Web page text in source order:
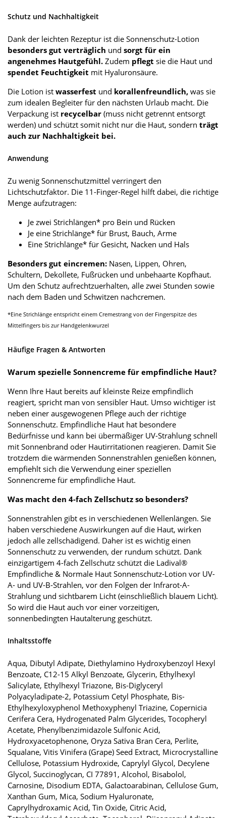
Schutz und Nachhaltigkeit
Dank der leichten Rezeptur ist die Sonnenschutz-Lotion
besonders gut verträglich und sorgt für ein
angenehmes Hautgefühl. Zudem pflegt sie die Haut und
spendet Feuchtigkeit mit Hyaluronsäure.
Die Lotion ist wasserfest und korallenfreundlich, was sie
zum idealen Begleiter für den nächsten Urlaub macht. Die
Verpackung ist recycelbar (muss nicht getrennt entsorgt
werden) und schützt somit nicht nur die Haut, sondern trägt
auch zur Nachhaltigkeit bei.
Anwendung
Zu wenig Sonnenschutzmittel verringert den
Lichtschutzfaktor. Die 11-Finger-Regel hilft dabei, die richtige
Menge aufzutragen:
Je zwei Strichlängen* pro Bein und Rücken
Je eine Strichlänge* für Brust, Bauch, Arme
Eine Strichlänge* für Gesicht, Nacken und Hals
Besonders gut eincremen: Nasen, Lippen, Ohren,
Schultern, Dekollete, Fußrücken und unbehaarte Kopfhaut.
Um den Schutz aufrechtzuerhalten, alle zwei Stunden sowie
nach dem Baden und Schwitzen nachcremen.
*Eine Strichlänge entspricht einem Cremestrang von der Fingerspitze des
Mittelfingers bis zur Handgelenkwurzel
Häufige Fragen & Antworten
Warum spezielle Sonnencreme für empfindliche Haut?
Wenn Ihre Haut bereits auf kleinste Reize empfindlich
reagiert, spricht man von sensibler Haut. Umso wichtiger ist
neben einer ausgewogenen Pflege auch der richtige
Sonnenschutz. Empfindliche Haut hat besondere
Bedürfnisse und kann bei übermäßiger UV-Strahlung schnell
mit Sonnenbrand oder Hautirritationen reagieren. Damit Sie
trotzdem die wärmenden Sonnenstrahlen genießen können,
empfiehlt sich die Verwendung einer speziellen
Sonnencreme für empfindliche Haut.
Was macht den 4-fach Zellschutz so besonders?
Sonnenstrahlen gibt es in verschiedenen Wellenlängen. Sie
haben verschiedene Auswirkungen auf die Haut, wirken
jedoch alle zellschädigend. Daher ist es wichtig einen
Sonnenschutz zu verwenden, der rundum schützt. Dank
einzigartigem 4-fach Zellschutz schützt die Ladival®
Empfindliche & Normale Haut Sonnenschutz-Lotion vor UV-
A- und UV-B-Strahlen, vor den Folgen der Infrarot-A-
Strahlung und sichtbarem Licht (einschließlich blauem Licht).
So wird die Haut auch vor einer vorzeitigen,
sonnenbedingten Hautalterung geschützt.
Inhaltsstoffe
Aqua, Dibutyl Adipate, Diethylamino Hydroxybenzoyl Hexyl
Benzoate, C12-15 Alkyl Benzoate, Glycerin, Ethylhexyl
Salicylate, Ethylhexyl Triazone, Bis-Diglyceryl
Polyacyladipate-2, Potassium Cetyl Phosphate, Bis-
Ethylhexyloxyphenol Methoxyphenyl Triazine, Copernicia
Cerifera Cera, Hydrogenated Palm Glycerides, Tocopheryl
Acetate, Phenylbenzimidazole Sulfonic Acid,
Hydroxyacetophenone, Oryza Sativa Bran Cera, Perlite,
Squalane, Vitis Vinifera (Grape) Seed Extract, Microcrystalline
Cellulose, Potassium Hydroxide, Caprylyl Glycol, Decylene
Glycol, Succinoglycan, CI 77891, Alcohol, Bisabolol,
Carnosine, Disodium EDTA, Galactoarabinan, Cellulose Gum,
Xanthan Gum, Mica, Sodium Hyaluronate,
Caprylhydroxamic Acid, Tin Oxide, Citric Acid,